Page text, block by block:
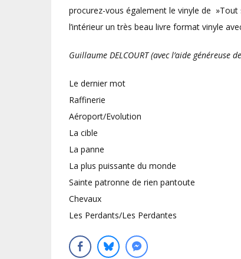
procurez-vous également le vinyle de
l’intérieur un très beau livre format vinyle
Guillaume DELCOURT (avec l’aide généreuse
Le dernier mot
Raffinerie
Aéroport/Evolution
La cible
La panne
La plus puissante du monde
Sainte patronne de rien pantoute
Chevaux
Les Perdants/Les Perdantes